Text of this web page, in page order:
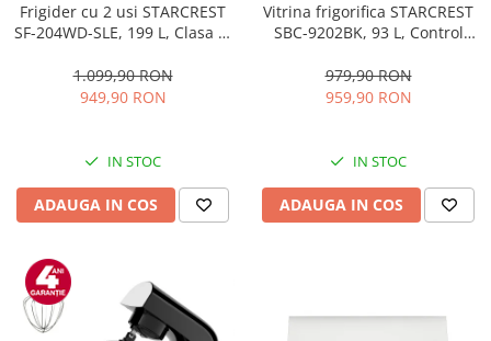
Frigider cu 2 usi STARCREST
SF-204WD-SLE, 199 L, Clasa E,
Termostat Ajustabil, Usi
reversibile, H 143 cm, Argintiu
1.099,90 RON
949,90 RON
IN STOC
ADAUGA IN COS
Vitrina frigorifica STARCREST
SBC-9202BK, 93 L, Control
83.2 cm, Negru
979,90 RON
959,90 RON
IN STOC
ADAUGA IN COS